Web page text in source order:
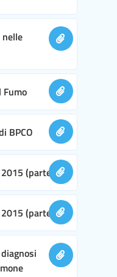
Fumo
BPCO
(parte I)
(parte II)